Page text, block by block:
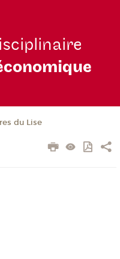
du Lise